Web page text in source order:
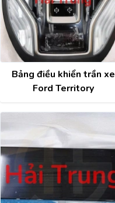
Bảng điều khiển trần xe
Ford Territory